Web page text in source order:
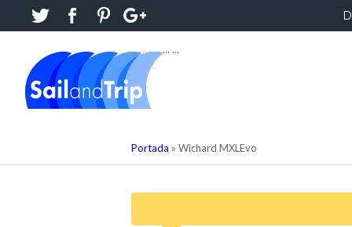
... ...
Portada » Wichard MXLEvo